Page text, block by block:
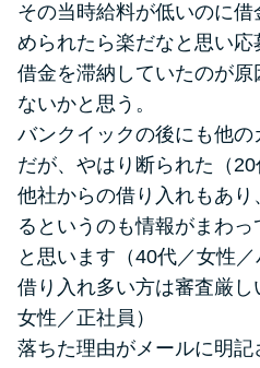
その当時給料が低いのに
められたら楽だなと思い応
借金を滞納していたのが
ないかと思う。
バンクイックの後にも他
だが、やはり断られた（20
他社からの借り入れもあ
るというのも情報がまわ
と思います（40代／女性／
借り入れ多い方は審査厳
女性／正社員）
落ちた理由がメールに明